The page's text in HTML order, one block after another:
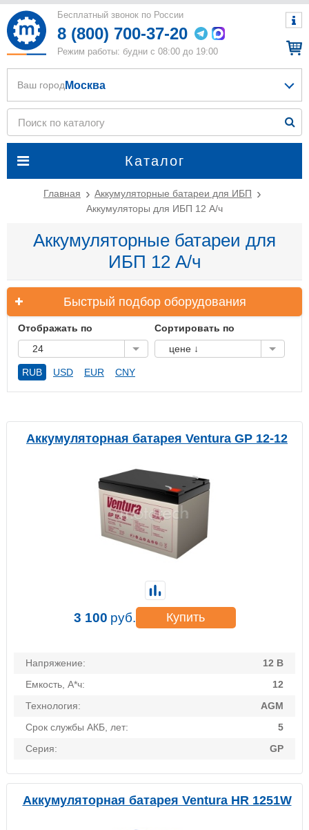
Бесплатный звонок по России
8 (800) 700-37-20
Режим работы: будни с 08:00 до 19:00
Каталог
Ваш город Москва
Главная
Аккумуляторные батареи для ИБП
Аккумуляторы для ИБП 12 А/ч
Аккумуляторные батареи для
ИБП 12 А/ч
Быстрый подбор оборудования
Отображать по
24
Сортировать по
цене ↓
RUB USD EUR CNY
Аккумуляторная батарея Ventura GP 12-12
Напряжение:
12 В
Емкость, А*ч:
12
Технология:
AGM
Срок службы АКБ, лет:
5
Серия:
GP
3 100 руб. Купить
Аккумуляторная батарея Ventura HR 1251W